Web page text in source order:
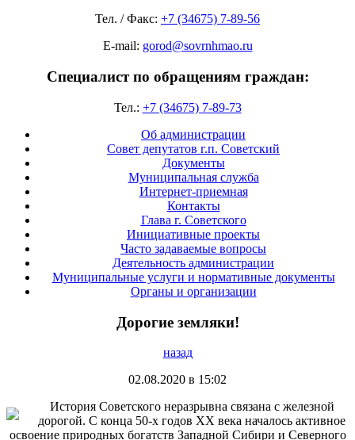
Тел. / Факс: +7 (34675) 7-89-56
E-mail: gorod@sovrnhmao.ru
Специалист по обращениям граждан:
Тел.: +7 (34675) 7-89-73
Об администрации
Совет депутатов г.п. Советский
Документы
Муниципальная служба
Интернет-приемная
Контакты
Глава г. Советского
Инициативные проекты
Часто задаваемые вопросы
Деятельность администрации
Муниципальные услуги и нормативные документы
Органы и организации
Дорогие земляки!
назад
02.08.2020 в 15:02
История Советского неразрывна связана с железной
дорогой. С конца 50-х годов ХХ века началось активное
освоение природных богатств Западной Сибири и Северного